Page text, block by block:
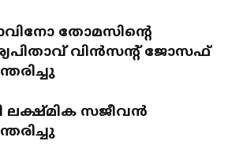
തോമസിന്റെ
വിന്‍സന്റ് ജോസഫ്
ലക്ഷ്മിക സജീവന്‍